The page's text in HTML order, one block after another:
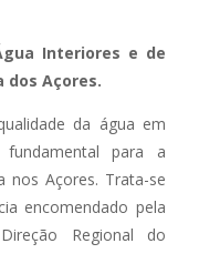
Interiores e de
dos Açores.
da água em
para a
nos Açores. Trata-se
encomendado pela
Regional do